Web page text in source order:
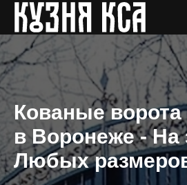
Кованые ворота
в Воронеже- На
Любых